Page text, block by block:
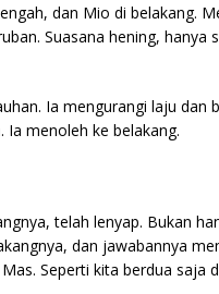
dan Mio di belakang.
Suasana hening, hanya
Ia mengurangi laju dan
menoleh ke belakang.
telah lenyap. Bukan
dan jawabannya
Seperti kita berdua saja